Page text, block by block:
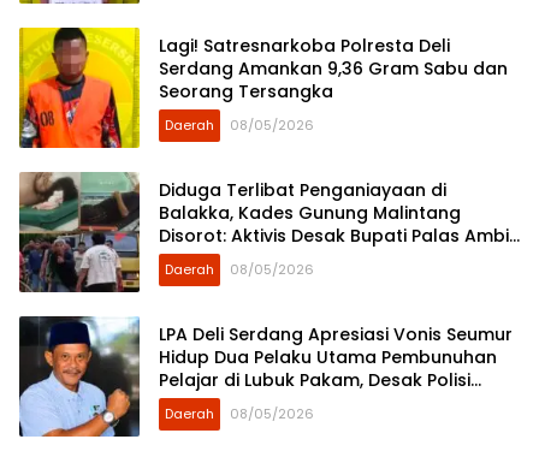
Lagi! Satresnarkoba Polresta Deli
Serdang Amankan 9,36 Gram Sabu dan
Seorang Tersangka
Daerah 08/05/2026
Diduga Terlibat Penganiayaan di
Balakka, Kades Gunung Malintang
Disorot: Aktivis Desak Bupati Palas Ambil
Sikap
Daerah 08/05/2026
LPA Deli Serdang Apresiasi Vonis Seumur
Hidup Dua Pelaku Utama Pembunuhan
Pelajar di Lubuk Pakam, Desak Polisi
Segera Tangkap DPO
Daerah 08/05/2026